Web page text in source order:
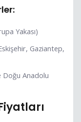
Yakası)
Gaziantep,
Doğu Anadolu